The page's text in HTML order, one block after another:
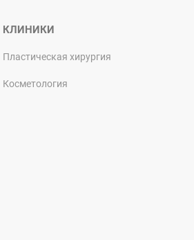
КЛИНИКИ
Пластическая хирургия
Косметология